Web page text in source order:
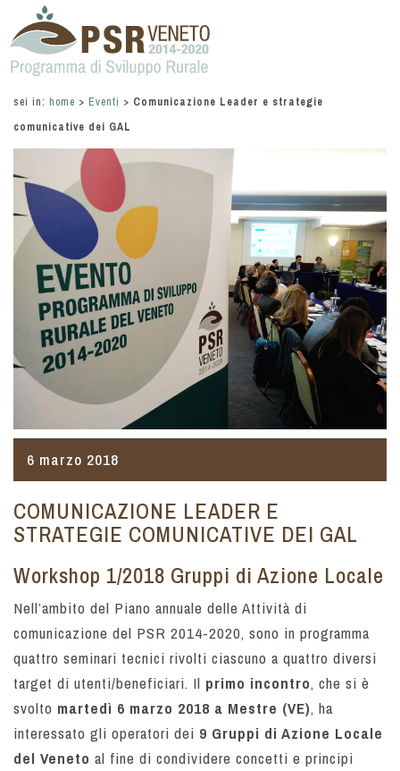
sei in: home > Eventi > Comunicazione Leader e strategie
comunicative dei GAL
6 marzo 2018
COMUNICAZIONE LEADER E
STRATEGIE COMUNICATIVE DEI GAL
Workshop 1/2018 Gruppi di Azione Locale
Nell’ambito del Piano annuale delle Attività di
comunicazione del PSR 2014-2020, sono in programma
quattro seminari tecnici rivolti ciascuno a quattro diversi
target di utenti/beneficiari. Il primo incontro, che si è
svolto martedì 6 marzo 2018 a Mestre (VE), ha
interessato gli operatori dei 9 Gruppi di Azione Locale
del Veneto al fine di condividere concetti e principi